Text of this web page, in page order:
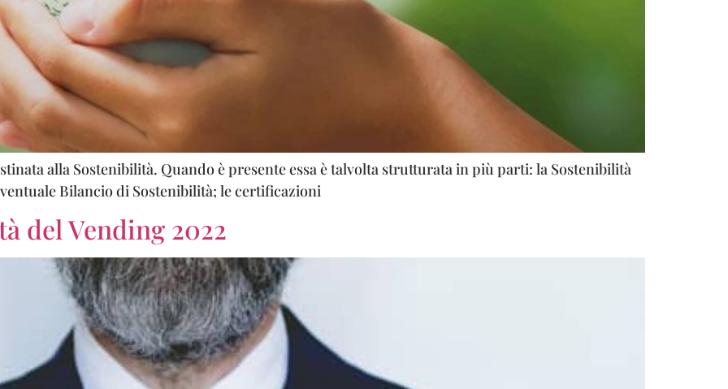
alla Sostenibilità. Quando è presente essa è talvolta strutturata in più parti: la Sostenibilità
Bilancio di Sostenibilità; le certificazioni
del Vending 2022